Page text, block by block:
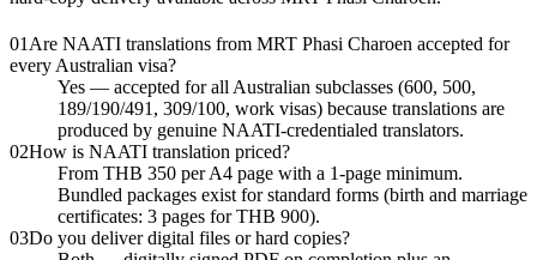
01 Are NAATI translations from MRT Phasi Charoen accepted for
every Australian visa?
Yes — accepted for all Australian subclasses (600, 500,
189/190/491, 309/100, work visas) because translations are
produced by genuine NAATI-credentialed translators.
02How is NAATI translation priced?
From THB 350 per A4 page with a 1-page minimum.
Bundled packages exist for standard forms (birth and marriage
certificates: 3 pages for THB 900).
03Do you deliver digital files or hard copies?